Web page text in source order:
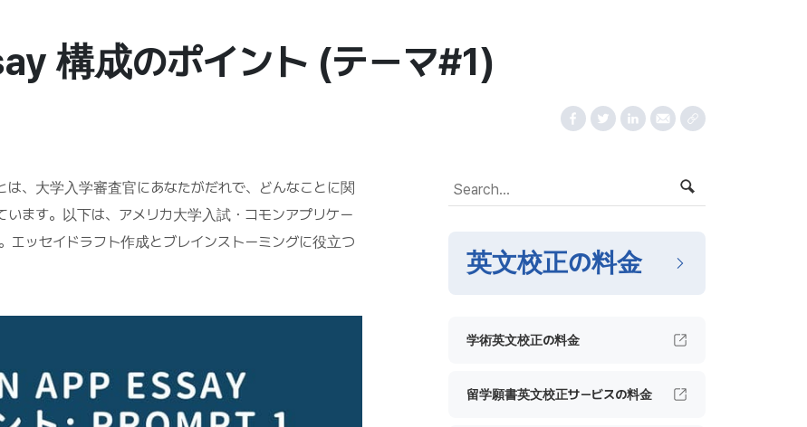
構成のポイント (テーマ#1)
、大学入学審査官にあなたがだれで、どんなことに関
ます。以下は、アメリカ大学入試・コモンアプリケー
ッセイドラフト作成とブレインストーミングに役立つ
英文校正の料金
学術英文校正の料金
留学願書英文校正サービスの料金